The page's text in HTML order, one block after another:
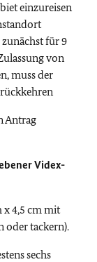
einzureisen
für 9
von
muss der
Antrag
Videx-
x 4,5 cm mit
oder tackern).
sechs